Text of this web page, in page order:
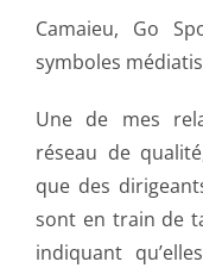
Camaieu, Go
symboles
Une de mes
réseau de
que des
sont en train de
indiquant